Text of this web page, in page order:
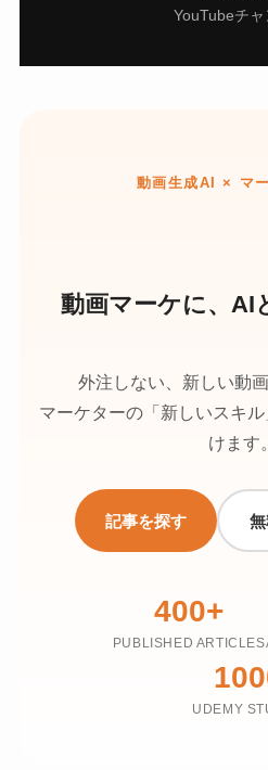
動画生成AI × マ
動画マーケに、AI
外注しない、新しい動
マーケターの「新しいスキ
けます。
記事を探す
400+
PUBLISHED ARTICLES
UDEMY
YouTubeチ